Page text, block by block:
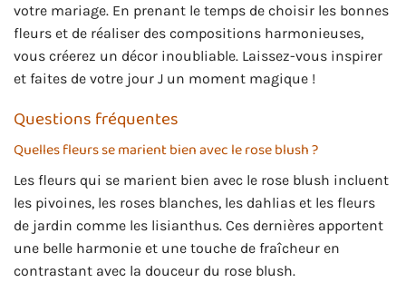
votre mariage. En prenant le temps de choisir les bonnes
fleurs et de réaliser des compositions harmonieuses,
vous créerez un décor inoubliable. Laissez-vous inspirer
et faites de votre jour J un moment magique !
Questions fréquentes
Quelles fleurs se marient bien avec le rose blush ?
Les fleurs qui se marient bien avec le rose blush incluent
les pivoines, les roses blanches, les dahlias et les fleurs
de jardin comme les lisianthus. Ces dernières apportent
une belle harmonie et une touche de fraîcheur en
contrastant avec la douceur du rose blush.